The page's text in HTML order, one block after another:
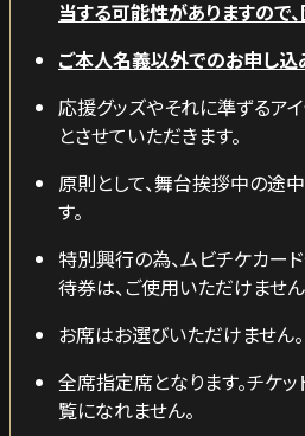
当する可能性がありますので、
ご本人名義以外でのお申し込
応援グッズやそれに準ずるア
とさせていただきます。
原則として、舞台挨拶中の途
す。
特別興行の為、ムビチケカー
待券は、ご使用いただけません
お席はお選びいただけません。
全席指定席となります。チケ
覧になれません。